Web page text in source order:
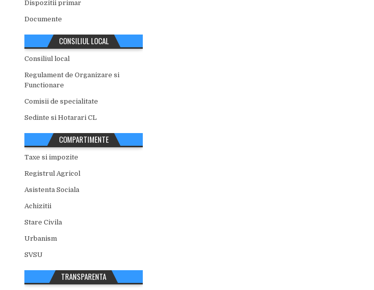
Dispozitii primar
Documente
CONSILIUL LOCAL
Consiliul local
Regulament de Organizare si
Functionare
Comisii de specialitate
Sedinte si Hotarari CL
COMPARTIMENTE
Taxe si impozite
Registrul Agricol
Asistenta Sociala
Achizitii
Stare Civila
Urbanism
SVSU
TRANSPARENTA